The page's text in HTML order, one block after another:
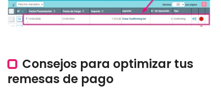
Consejos para optimizar tus
remesas de pago